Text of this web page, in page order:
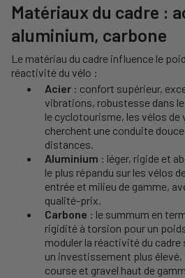
Matériaux du cadre :
aluminium, carbone
Le matériau du cadre influence le
réactivité du vélo :
Acier : confort supérieur,
vibrations, robustesse dans
le cyclotourisme, les vélos de
cherchent une conduite
distances.
Aluminium : léger, rigide et
le plus répandu sur les vélos
entrée et milieu de gamme,
qualité-prix.
Carbone : le summum en
rigidité à torsion pour un
moduler la réactivité du cadre
un investissement plus
course et gravel haut de